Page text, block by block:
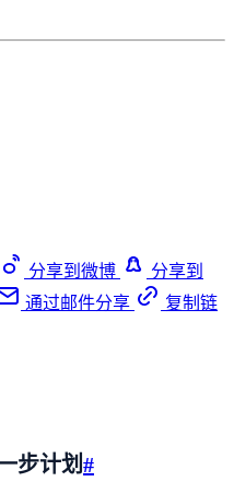
分享到微博
分享到
通过邮件分享
复制链
步计划#